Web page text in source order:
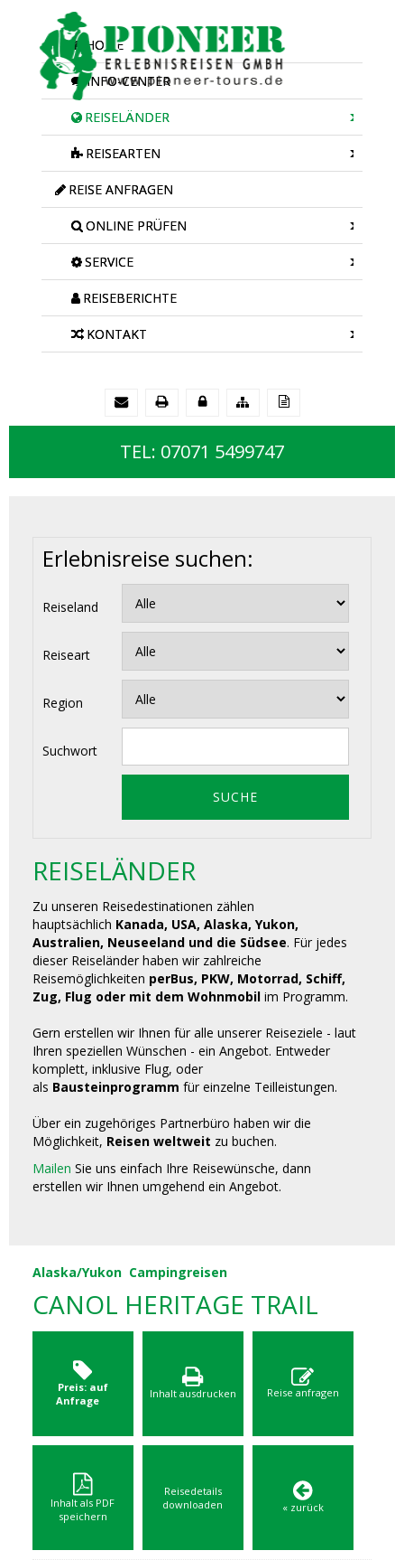
HOME
INFO-CENTER
REISELÄNDER
REISEARTEN
REISE ANFRAGEN
ONLINE PRÜFEN
SERVICE
REISEBERICHTE
KONTAKT
TEL: 07071 5499747
Erlebnisreise suchen:
Reiseland
Reiseart
Region
Suchwort
REISELÄNDER
Zu unseren Reisedestinationen zählen
hauptsächlich Kanada, USA, Alaska, Yukon,
Australien, Neuseeland und die Südsee. Für jedes
dieser Reiseländer haben wir zahlreiche
Reisemöglichkeiten perBus, PKW, Motorrad, Schiff,
Zug, Flug oder mit dem Wohnmobil im Programm.
Gern erstellen wir Ihnen für alle unserer Reiseziele - laut
Ihren speziellen Wünschen - ein Angebot. Entweder
komplett, inklusive Flug, oder
als Bausteinprogramm für einzelne Teilleistungen.
Über ein zugehöriges Partnerbüro haben wir die
Möglichkeit, Reisen weltweit zu buchen.
Mailen Sie uns einfach Ihre Reisewünsche, dann
erstellen wir Ihnen umgehend ein Angebot.
Alaska/Yukon Campingreisen
CANOL HERITAGE TRAIL
Preis: auf
Anfrage
Inhalt ausdrucken Reise anfragen
Inhalt als PDF
speichern
Reisedetails
downloaden
« zurück